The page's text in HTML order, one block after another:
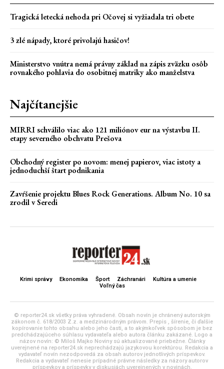
Tragická letecká nehoda pri Očovej si vyžiadala tri obete
3 zlé nápady, ktoré privolajú hasičov!
Ministerstvo vnútra nemá právny základ na zápis zväzku osôb
rovnakého pohlavia do osobitnej matriky ako manželstva
Najčítanejšie
MIRRI schválilo viac ako 121 miliónov eur na výstavbu II.
etapy severného obchvatu Prešova
Obchodný register po novom: menej papierov, viac istoty a
jednoduchší štart podnikania
Zavŕšenie projektu Blues Rock Generations. Album No. 10 sa
zrodil v Seredi
Krimi správy Ekonomika Šport Záchranári
Kultúra a umenie
Voľný čas
© reporter24.sk všetky práva vyhradené. Obsah novín je chránený autorským
zákonom č. 618/2003 Z.z. a medzinárodným právom. Prepis , šírenie, či ďalšie
kopírovanie tohto obsahu alebo jeho časti, a to akýmkoľvek spôsobom je bez
predchádzajúceho súhlasu vydavateľa alebo autora článku zakázané. Logo a
názov novín: © Miloš Majko Noviny sú aktualizované priebežne. Články
uverejnené na reporter24.sk neprechádzajú jazykovou korektúrou. Redakcia a
vydavateľ novín nezodpovedá za obsah autorov jednotlivých príspevkov.
Redakcia a vydavateľ nenesie prípadné právne následky za názory autorov
príspevkov a príspevky v diskusiách uverejnených v novinách.